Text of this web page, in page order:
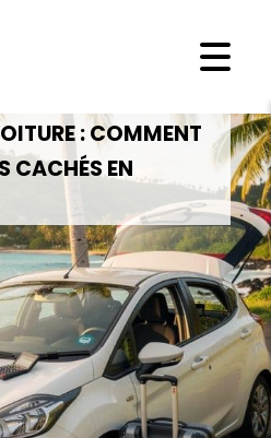
: COMMENT
CACHÉS EN